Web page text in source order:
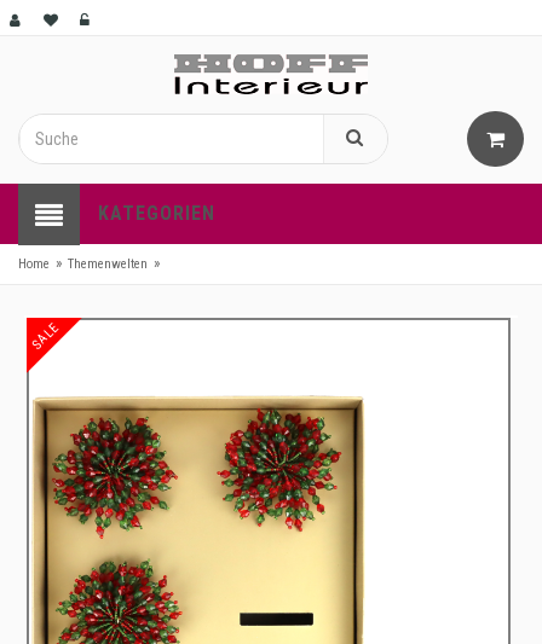
KATEGORIEN
Home » Themenwelten »
SALE